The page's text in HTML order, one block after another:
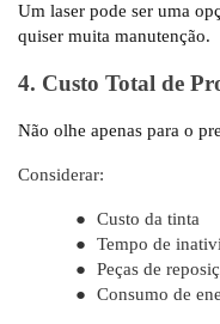
Um laser pode ser uma
quiser muita manutenção.
4. Custo Total de
Não olhe apenas para o
Considerar:
●
Custo da tinta
●
Tempo de
●
Peças de
●
Consumo de